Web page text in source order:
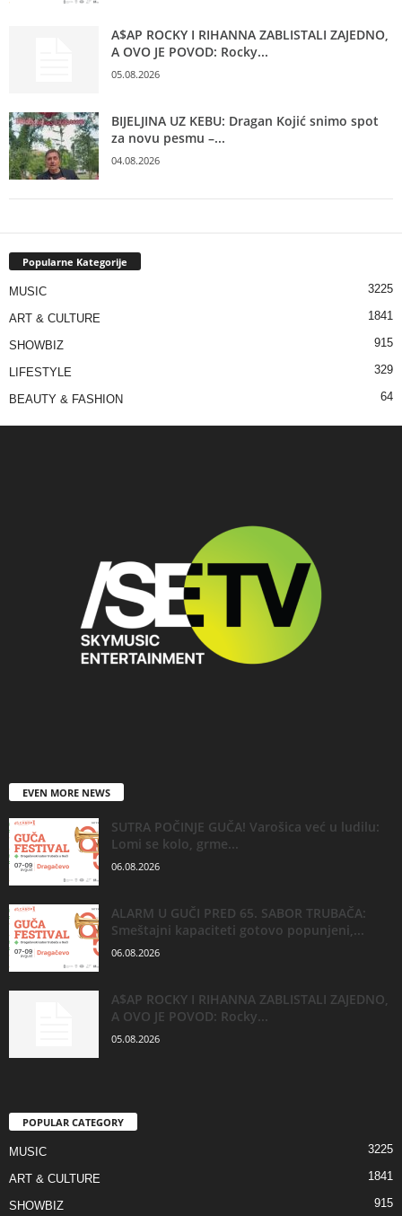
A$AP ROCKY I RIHANNA ZABLISTALI ZAJEDNO,
A OVO JE POVOD: Rocky...
05.08.2026
BIJELJINA UZ KEBU: Dragan Kojić snimo spot
za novu pesmu –...
04.08.2026
Popularne Kategorije
MUSIC 3225
ART & CULTURE 1841
SHOWBIZ 915
LIFESTYLE 329
BEAUTY & FASHION 64
EVEN MORE NEWS
SUTRA POČINJE GUČA! Varošica već u ludilu:
Lomi se kolo, grme...
06.08.2026
ALARM U GUČI PRED 65. SABOR TRUBAČA:
Smeštajni kapaciteti gotovo popunjeni,...
06.08.2026
A$AP ROCKY I RIHANNA ZABLISTALI ZAJEDNO,
A OVO JE POVOD: Rocky...
05.08.2026
POPULAR CATEGORY
MUSIC 3225
ART & CULTURE 1841
SHOWBIZ 915